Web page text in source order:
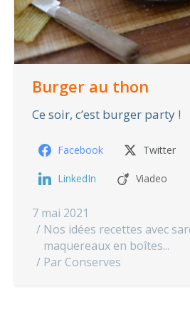
Burger au thon
Ce soir, c’est burger party !
Facebook Twitter
LinkedIn Viadeo
7 mai 2021
Nos idées recettes avec
maquereaux en boîtes...
Par Conserves